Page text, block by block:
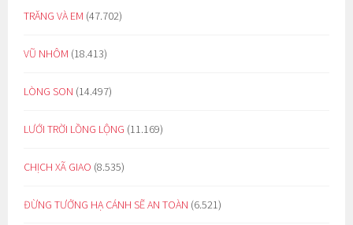
TRĂNG VÀ EM (47.702)
VŨ NHÔM (18.413)
LÒNG SON (14.497)
LƯỚI TRỜI LỒNG LỘNG (11.169)
CHỊCH XÃ GIAO (8.535)
ĐỪNG TƯỞNG HẠ CÁNH SẼ AN TOÀN (6.521)